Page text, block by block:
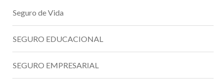
Seguro de Vida
SEGURO EDUCACIONAL
SEGURO EMPRESARIAL